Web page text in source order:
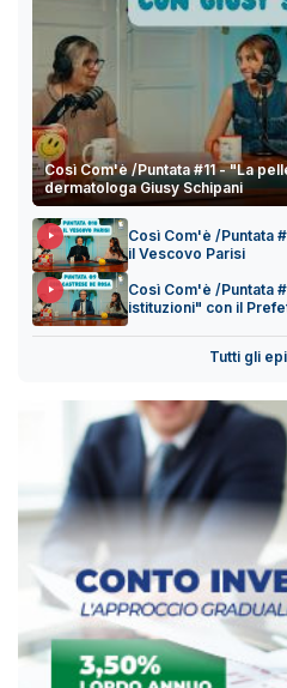
Così Com'è /Puntata #11 - "La
dermatologa Giusy Schipani
Così Com'è /Puntata
il Vescovo Parisi
Così Com'è /Puntata
istituzioni" con il
Tutti gli